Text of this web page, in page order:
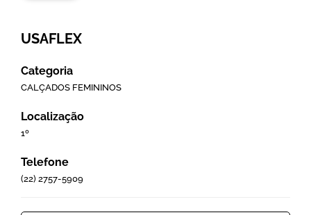
USAFLEX
Categoria
CALÇADOS FEMININOS
Localização
1º
Telefone
(22) 2757-5909